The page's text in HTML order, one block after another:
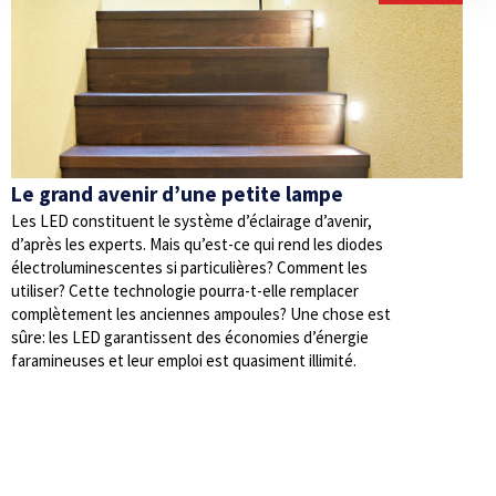
Le grand avenir d’une petite lampe
Les LED constituent le système d’éclairage d’avenir,
d’après les experts. Mais qu’est-ce qui rend les diodes
électroluminescentes si particulières? Comment les
utiliser? Cette technologie pourra-t-elle remplacer
complètement les anciennes ampoules? Une chose est
sûre: les LED garantissent des économies d’énergie
faramineuses et leur emploi est quasiment illimité.